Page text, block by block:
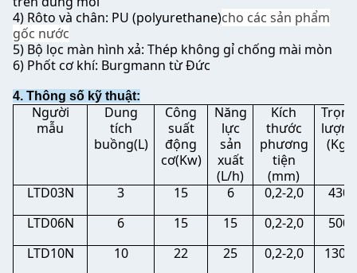
4) Rôto và chân: PU (polyurethane)cho các sản phẩm
gốc nước
5) Bộ lọc màn hình xả: Thép không gỉ chống mài mòn
6) Phốt cơ khí: Burgmann từ Đức
4. Thông số kỹ thuật:
Người
mẫu
Dung
tích
buồng(L)
Công
suất
động
cơ(Kw)
Năng
lực
sản
xuất
(L/h)
Kích
thước
phương
tiện
(mm)
Trọng
lượng
(Kg)
LTD03N 3 15 6 0,2-2,0
430
LTD06N
6 15 15 0,2-2,0
500
LTD10N
10 22 25 0,2-2,0
1300